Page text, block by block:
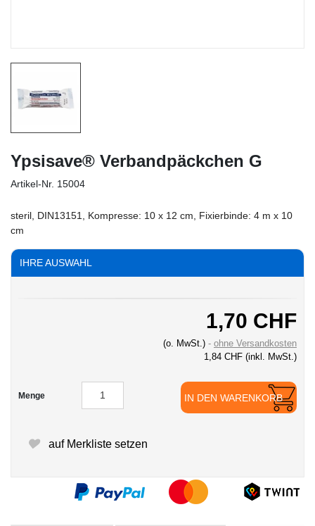
Ypsisave® Verbandpäckchen G
Artikel-Nr. 15004
steril, DIN13151, Kompresse: 10 x 12 cm, Fixierbinde: 4 m x 10
cm
IHRE AUSWAHL
1,70 CHF
(o. MwSt.)
ohne Versandkosten
1,84 CHF (inkl. MwSt.)
Menge IN DEN WARENKORB
auf Merkliste setzen